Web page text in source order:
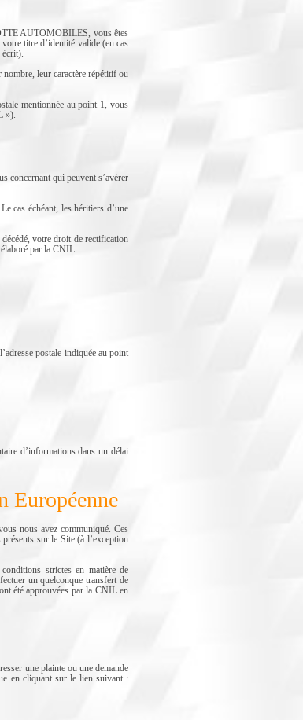
AUTOMOBILES, vous êtes
titre d’identité valide (en cas
écrit).
leur caractère répétitif ou
mentionnée au point 1, vous
»).
concernant qui peuvent s’avérer
cas échéant, les héritiers d’une
votre droit de rectification
par la CNIL.
postale indiquée au point
d’informations dans un délai
Européenne
nous avez communiqué. Ces
sur le Site (à l’exception
strictes en matière de
un quelconque transfert de
été approuvées par la CNIL en
une plainte ou une demande
en cliquant sur le lien suivant :